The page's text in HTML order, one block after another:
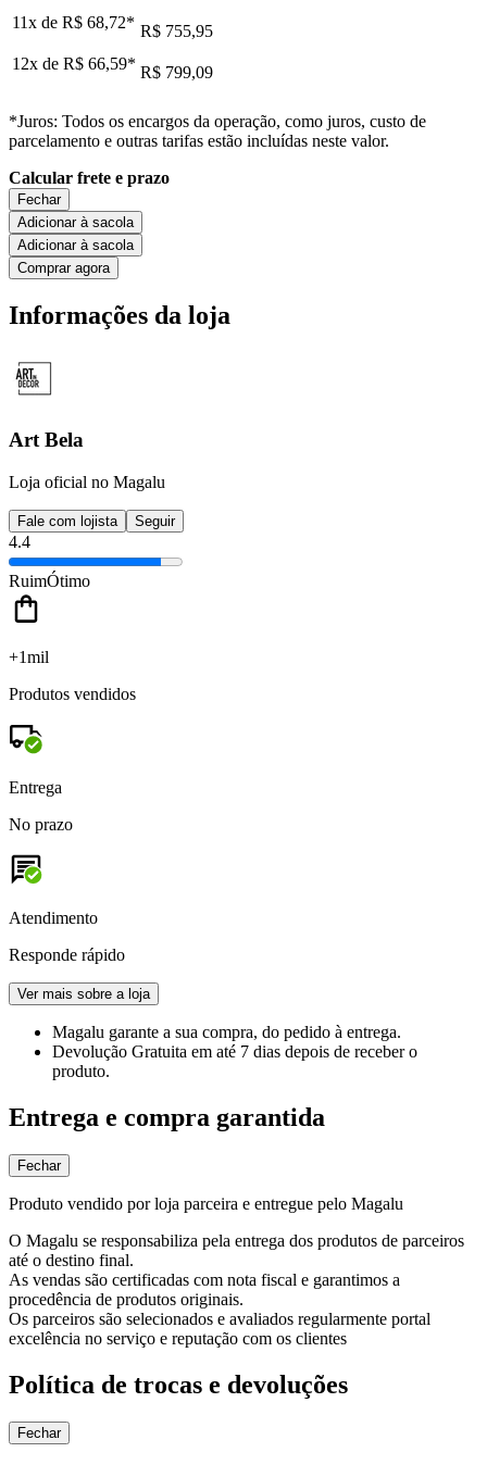
11x de R$ 68,72* R$ 755,95
12x de R$ 66,59* R$ 799,09
*Juros: Todos os encargos da operação, como juros, custo de
parcelamento e outras tarifas estão incluídas neste valor.
Calcular frete e prazo
Fechar
Adicionar à sacola
Adicionar à sacola
Comprar agora
Informações da loja
Art Bela
Loja oficial no Magalu
Fale com lojista Seguir
4.4
RuimÓtimo
+1mil
Produtos vendidos
Entrega
No prazo
Atendimento
Responde rápido
Ver mais sobre a loja
Magalu garante a sua compra, do pedido à entrega.
Devolução Gratuita em até 7 dias depois de receber o
produto.
Entrega e compra garantida
Fechar
Produto vendido por loja parceira e entregue pelo Magalu
O Magalu se responsabiliza pela entrega dos produtos de parceiros
até o destino final.
As vendas são certificadas com nota fiscal e garantimos a
procedência de produtos originais.
Os parceiros são selecionados e avaliados regularmente portal
excelência no serviço e reputação com os clientes
Política de trocas e devoluções
Fechar